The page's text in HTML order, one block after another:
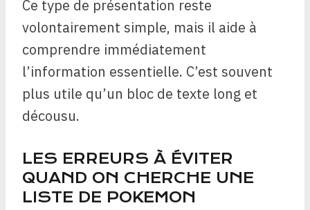
Ce type de présentation reste
volontairement simple, mais il aide à
comprendre immédiatement
l’information essentielle. C’est souvent
plus utile qu’un bloc de texte long et
décousu.
LES ERREURS À ÉVITER
QUAND ON CHERCHE UNE
LISTE DE POKEMON